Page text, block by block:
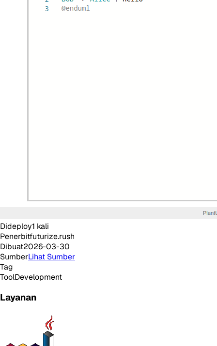
Dideploy1 kali
Penerbitfuturize.rush
Dibuat2026-03-30
SumberLihat Sumber
Tag
ToolDevelopment
Layanan